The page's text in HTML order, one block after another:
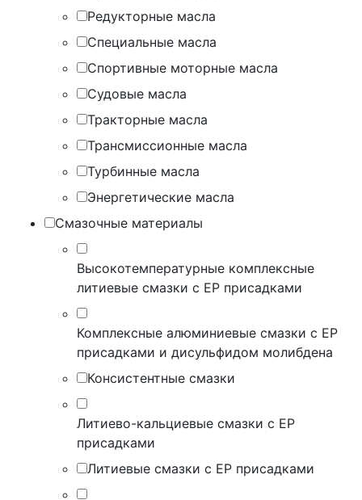
Редукторные масла
Специальные масла
Спортивные моторные масла
Судовые масла
Тракторные масла
Трансмиссионные масла
Турбинные масла
Энергетические масла
Смазочные материалы
Высокотемпературные комплексные
литиевые смазки с EP присадками
Комплексные алюминиевые смазки с EP
присадками и дисульфидом молибдена
Консистентные смазки
Литиево-кальциевые смазки с EP
присадками
Литиевые смазки с EP присадками